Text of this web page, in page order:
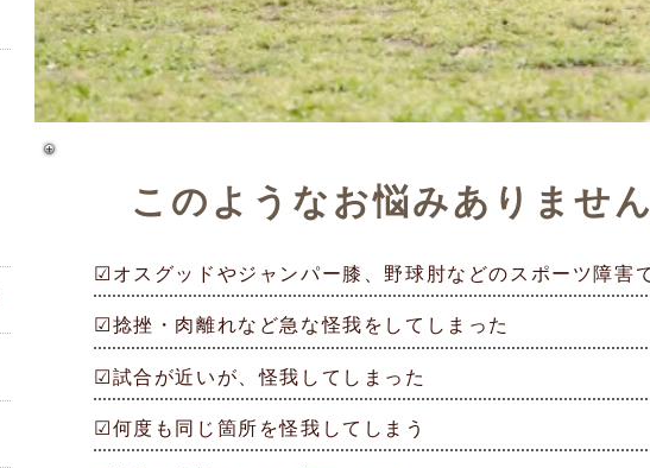
このようなお悩みありませ
☑オスグッドやジャンパー膝、野球肘などのスポーツ障害
☑捻挫・肉離れなど急な怪我をしてしまった
☑試合が近いが、怪我してしまった
☑何度も同じ箇所を怪我してしまう